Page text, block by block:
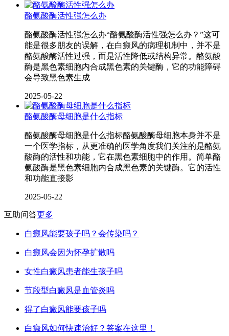
酪氨酸酶活性强怎么办
酪氨酸酶活性强怎么办“酪氨酸酶活性强怎么办？”这可
能是很多朋友的误解，在白癜风的病理机制中，并不是
酪氨酸酶活性过强，而是活性降低或结构异常。酪氨酸
酶是黑色素细胞内合成黑色素的关键酶，它的功能障碍
会导致黑色素生成
2025-05-22
酪氨酸酶母细胞是什么指标
酪氨酸酶母细胞是什么指标酪氨酸酶母细胞本身并不是
一个医学指标，从更准确的医学角度我们关注的是酪氨
酸酶的活性和功能，它在黑色素细胞中的作用。简单酪
氨酸酶是黑色素细胞内合成黑色素的关键酶。它的活性
和功能直接影
2025-05-22
互助问答更多
白癜风能要孩子吗？会传染吗？
白癜风会因为怀孕扩散吗
女性白癜风患者能生孩子吗
节段型白癜风是血管炎吗
得了白癜风能要孩子吗
白癜风如何快速治好？答案在这里！